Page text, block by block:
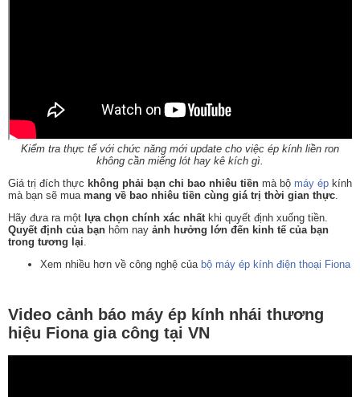
Kiểm tra thực tế với chức năng mới update cho việc ép kính liền ron
không cần miếng lót hay kê kích gì.
Giá trị đích thực không phải bạn chi bao nhiêu tiền mà bộ máy ép kính
mà bạn sẽ mua mang về bao nhiêu tiền cùng giá trị thời gian thực
Hãy đưa ra một lựa chọn chính xác nhất khi quyết định xuống tiền.
Quyết định của bạn hôm nay ảnh hưởng lớn đến kinh tế của bạn
trong tương lại
Xem nhiều hơn về công nghệ của bộ máy ép kính điện thoại Fiona
Video cảnh báo máy ép kính nhái thương
hiệu Fiona gia công tại VN